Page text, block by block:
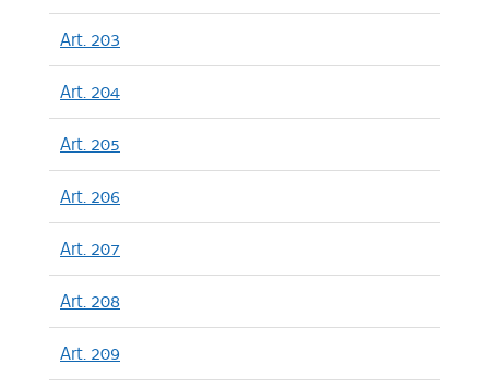
Art. 203
Art. 204
Art. 205
Art. 206
Art. 207
Art. 208
Art. 209